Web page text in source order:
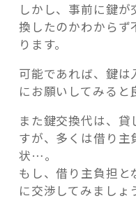
しかし、事前に鍵
換したのかわからず
ります。
可能であれば、鍵は
にお願いしてみると
また鍵交換代は、
すが、多くは借り主
状…。
もし、借り主負担と
に交渉してみましょ